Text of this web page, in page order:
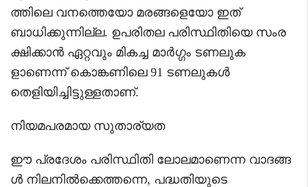
ത്തിലെ വനത്തെയോ മരങ്ങളെയോ ഇത്
ബാധിക്കുന്നില്ല. ഉപരിതല പരിസ്ഥിതിയെ സംര
ക്ഷിക്കാൻ ഏറ്റവും മികച്ച മാർഗ്ഗം ടണലുക
ളാണെന്ന് കൊങ്കണിലെ 91 ടണലുകൾ
തെളിയിച്ചിട്ടുള്ളതാണ്.
നിയമപരമായ സുതാര്യത
ഈ പ്രദേശം പരിസ്ഥിതി ലോലമാണെന്ന വാദങ്ങ
ൾ നിലനിൽക്കെത്തന്നെ, പദ്ധതിയുടെ